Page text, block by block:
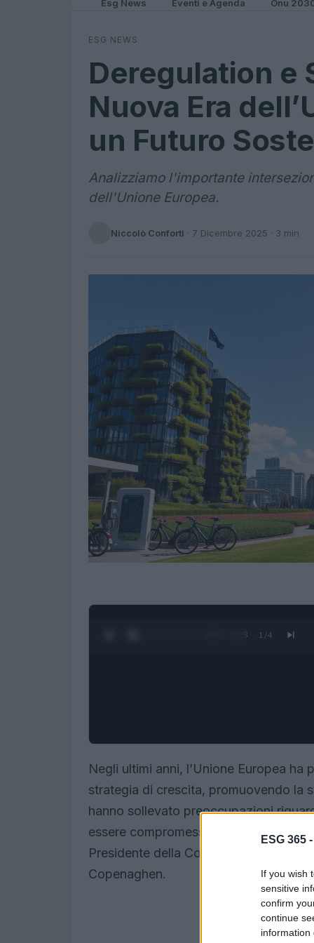
ESG 365 -
If you wish
sensitive
confirm
continue
information
Esg News Eventi e Agenda Onu
ESG NEWS
Deregulation e
Nuova Era
un Futuro
Analizziamo l'importante
dell'Unione Europea.
Niccolò Conforti · 7 Dicembre 2025 · 3 min
0:28 / 1:23 1 /4
Negli ultimi anni, l’Unione Europea ha
strategia di crescita, promuovendo la
hanno sollevato preoccupazioni
essere compromesse da una spinta
Presidente della Commissione
Copenaghen.